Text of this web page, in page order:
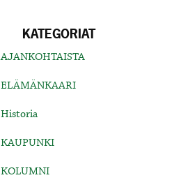
KATEGORIAT
AJANKOHTAISTA
ELÄMÄNKAARI
Historia
KAUPUNKI
KOLUMNI